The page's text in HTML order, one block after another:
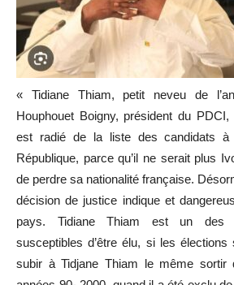
« Tidiane Thiam, petit neveu de
Houphouet Boigny, président du
est radié de la liste des candidats
République, parce qu’il ne serait plus
de perdre sa nationalité française.
décision de justice indique et
pays. Tidiane Thiam est un des
susceptibles d’être élu, si les
subir à Tidjane Thiam le même sortir